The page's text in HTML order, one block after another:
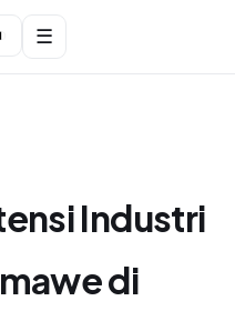
☰
Industri
di